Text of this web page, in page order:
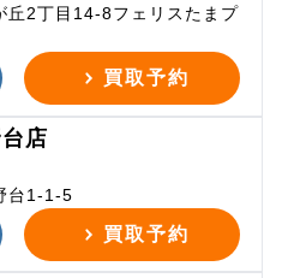
丘2丁目14-8フェリスたまプ
買取予約
店
台1-1-5
買取予約